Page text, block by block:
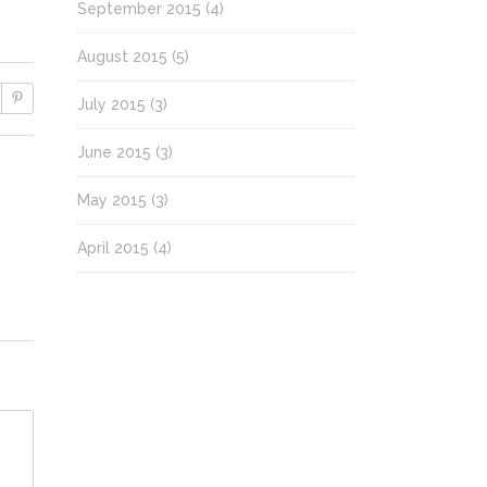
September 2015 (4)
August 2015 (5)
July 2015 (3)
June 2015 (3)
May 2015 (3)
April 2015 (4)